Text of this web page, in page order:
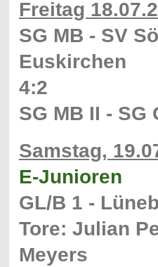
Freitag
SG MB - SV
Euskirchen
4:2
SG MB II -
Samstag,
E-Junioren
GL/B 1 -
Tore: Julian
Meyers